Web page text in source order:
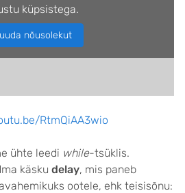
küpsistega.
nõusolekut
RtmQiAA3wio
ühte leedi while-tsüklis.
käsku delay, mis paneb
ootele, ehk teisisõnu: